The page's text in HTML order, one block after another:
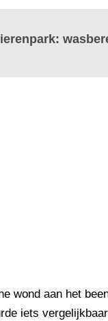
wond aan het
iets